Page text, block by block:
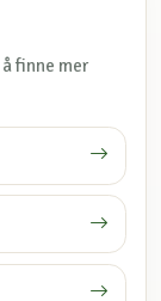
finne mer